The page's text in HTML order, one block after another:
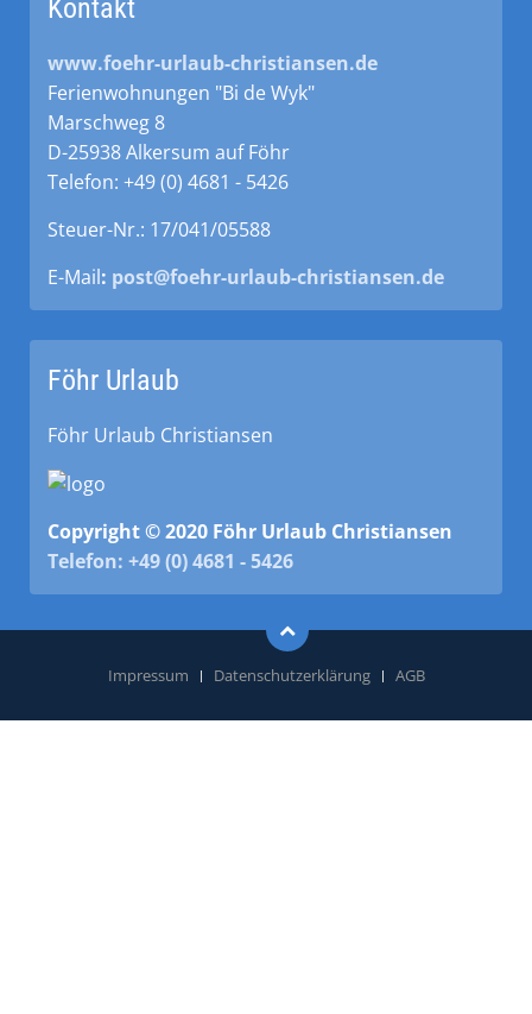
Kontakt
www.foehr-urlaub-christiansen.de
Ferienwohnungen "Bi de Wyk"
Marschweg 8
D-25938 Alkersum auf Föhr
Telefon: +49 (0) 4681 - 5426
Steuer-Nr.: 17/041/05588
E-Mail: post@foehr-urlaub-christiansen.de
Föhr Urlaub
Föhr Urlaub Christiansen
Copyright © 2020 Föhr Urlaub Christiansen
Telefon: +49 (0) 4681 - 5426
Impressum Datenschutzerklärung AGB